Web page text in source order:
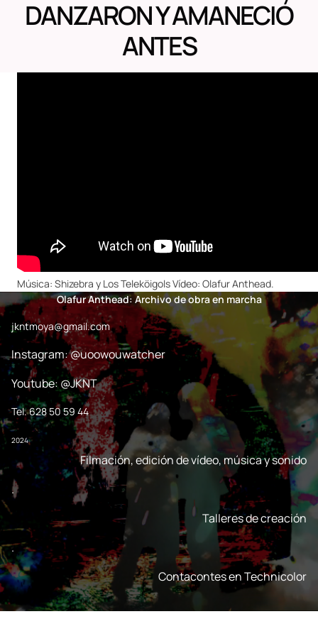
DANZARON Y AMANECIÓ
ANTES
Música: Shizebra y Los Teleköigols Vídeo: Olafur Anthead.
Olafur Anthead: Archivo de obra en marcha
jkntmoya@gmail.com
Instagram: @uoowouwatcher
Youtube: @JKNT
Tel. 628 50 59 44
2024
Filmación, edición de vídeo, música y sonido
.
Talleres de creación
.
Contacontes en Technicolor